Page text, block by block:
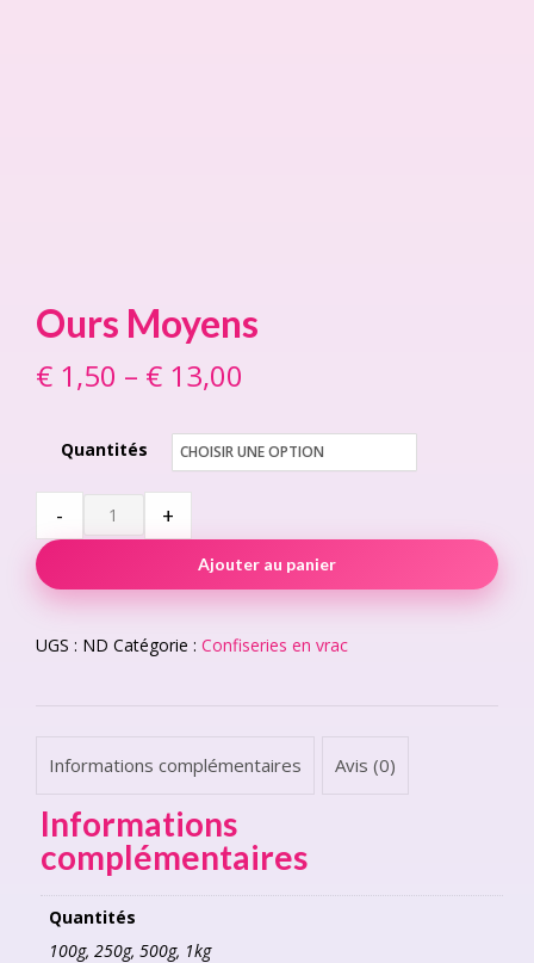
Ours Moyens
€ 1,50 – € 13,00
€ 1,50
€ 13,00
Quantités
Moyens
quantity
- +
Ajouter au panier
UGS : ND Catégorie : Confiseries en vrac
Informations complémentaires Avis (0)
Informations
complémentaires
Quantités
100g, 250g, 500g, 1kg